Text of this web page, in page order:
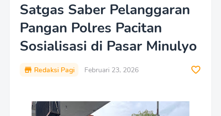
Satgas Saber Pelanggaran
Pangan Polres Pacitan
Sosialisasi di Pasar Minulyo
Redaksi Pagi Februari 23, 2026